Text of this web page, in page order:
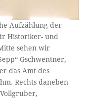
Aufzählung der
Historiker- und
sehen wir
Gschwentner,
das Amt des
Rechts daneben